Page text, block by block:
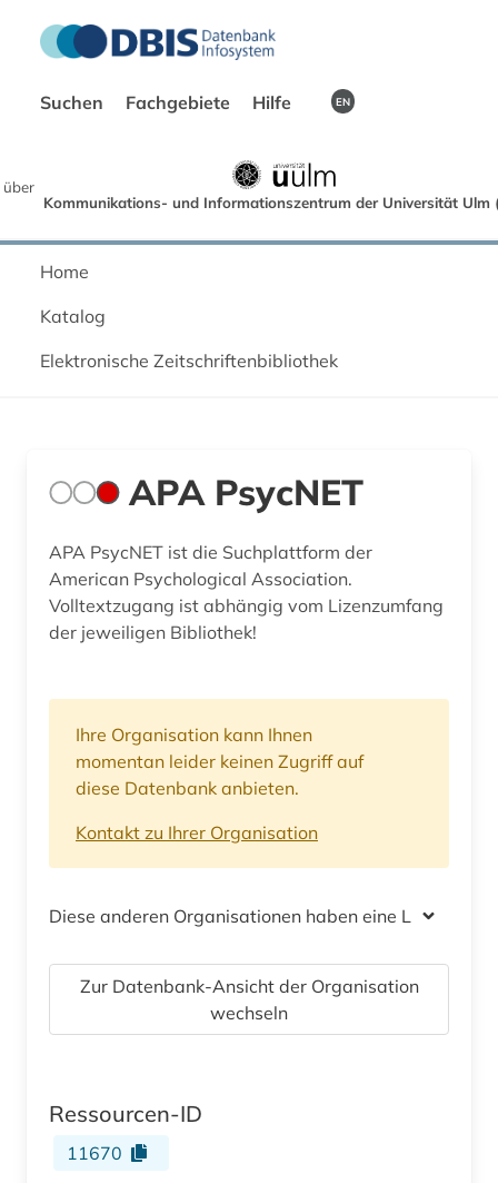
Suchen Fachgebiete Hilfe EN
über
Kommunikations- und Informationszentrum der Universität Ulm
Home
Katalog
Elektronische Zeitschriftenbibliothek
APA PsycNET
APA PsycNET ist die Suchplattform der
American Psychological Association.
Volltextzugang ist abhängig vom Lizenzumfang
der jeweiligen Bibliothek!
Ihre Organisation kann Ihnen
momentan leider keinen Zugriff auf
diese Datenbank anbieten.
Kontakt zu Ihrer Organisation
Diese anderen Organisationen haben eine Lizenz
Zur Datenbank-Ansicht der Organisation
wechseln
Ressourcen-ID
11670